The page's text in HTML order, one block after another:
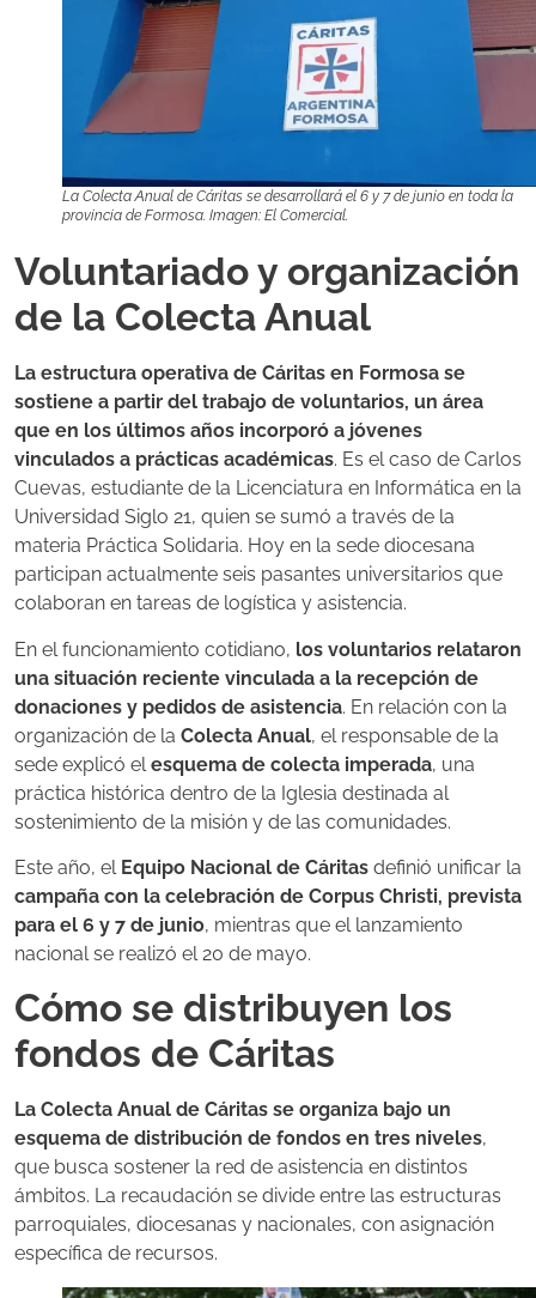
La Colecta Anual de Cáritas se desarrollará el 6 y 7 de junio en toda la
provincia de Formosa. Imagen: El Comercial.
Voluntariado y organización
de la Colecta Anual
La estructura operativa de Cáritas en Formosa se
sostiene a partir del trabajo de voluntarios, un área
que en los últimos años incorporó a jóvenes
vinculados a prácticas académicas. Es el caso de Carlos
Cuevas, estudiante de la Licenciatura en Informática en la
Universidad Siglo 21, quien se sumó a través de la
materia Práctica Solidaria. Hoy en la sede diocesana
participan actualmente seis pasantes universitarios que
colaboran en tareas de logística y asistencia.
En el funcionamiento cotidiano, los voluntarios relataron
una situación reciente vinculada a la recepción de
donaciones y pedidos de asistencia. En relación con la
organización de la Colecta Anual, el responsable de la
sede explicó el esquema de colecta imperada, una
práctica histórica dentro de la Iglesia destinada al
sostenimiento de la misión y de las comunidades.
Este año, el Equipo Nacional de Cáritas definió unificar la
campaña con la celebración de Corpus Christi, prevista
para el 6 y 7 de junio, mientras que el lanzamiento
nacional se realizó el 20 de mayo.
Cómo se distribuyen los
fondos de Cáritas
La Colecta Anual de Cáritas se organiza bajo un
esquema de distribución de fondos en tres niveles,
que busca sostener la red de asistencia en distintos
ámbitos. La recaudación se divide entre las estructuras
parroquiales, diocesanas y nacionales, con asignación
específica de recursos.